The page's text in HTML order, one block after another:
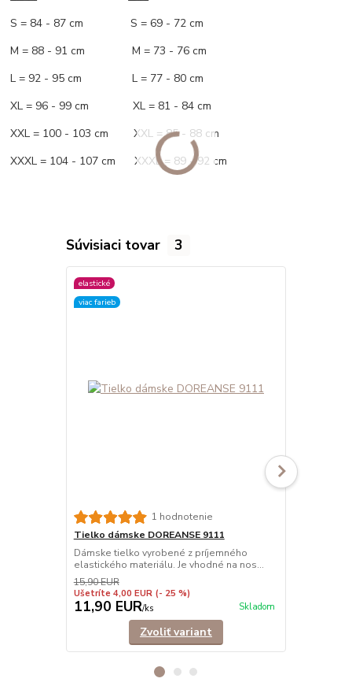
S = 84 - 87 cm S = 69 - 72 cm
M = 88 - 91 cm M = 73 - 76 cm
L = 92 - 95 cm L = 77 - 80 cm
XL = 96 - 99 cm XL = 81 - 84 cm
XXL = 100 - 103 cm XXL = 85 - 88 cm
XXXL = 104 - 107 cm XXXL = 89 - 92 cm
Súvisiaci tovar 3
elastické
viac farieb
1 hodnotenie
Tielko dámske DOREANSE 9111
Dámske tielko vyrobené z príjemného
elastického materiálu. Je vhodné na nos...
15,90 EUR
Ušetríte 4,00 EUR (- 25 %)
11,90 EUR/ks Skladom
Zvoliť variant